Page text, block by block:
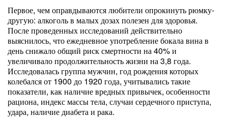
Первое, чем оправдываются любители опрокинуть рюмку-
другую: алкоголь в малых дозах полезен для здоровья.
После проведенных исследований действительно
выяснилось, что ежедневное употребление бокала вина в
день снижало общий риск смертности на 40% и
увеличивало продолжительность жизни на 3,8 года.
Исследовалась группа мужчин, год рождения которых
колебался от 1900 до 1920 года, учитывались такие
показатели, как наличие вредных привычек, особенности
рациона, индекс массы тела, случаи сердечного приступа,
удара, наличие диабета и рака.